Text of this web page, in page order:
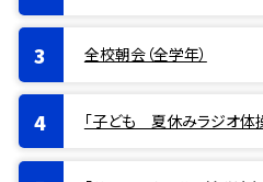
全校朝会（全学年）
「子ども 夏休みラジオ体